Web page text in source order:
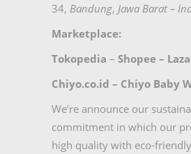
34, Bandung, Jawa Barat –
Marketplace:
Tokopedia – Shopee –
Chiyo.co.id – Chiyo Baby
We’re announce our
commitment in which our
high quality with eco-